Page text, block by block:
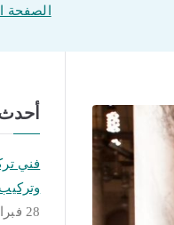
الصفحة
28 فبراير، 2025